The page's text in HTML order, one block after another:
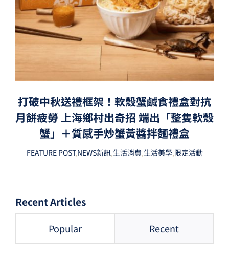
打破中秋送禮框架！軟殼蟹鹹食禮盒對抗
月餅疲勞 上海鄉村出奇招 端出「整隻軟殼
蟹」＋質感手炒蟹黃醬拌麵禮盒
FEATURE POST,NEWS新訊,生活消費,生活美學,限定活動
Recent Articles
Popular Recent